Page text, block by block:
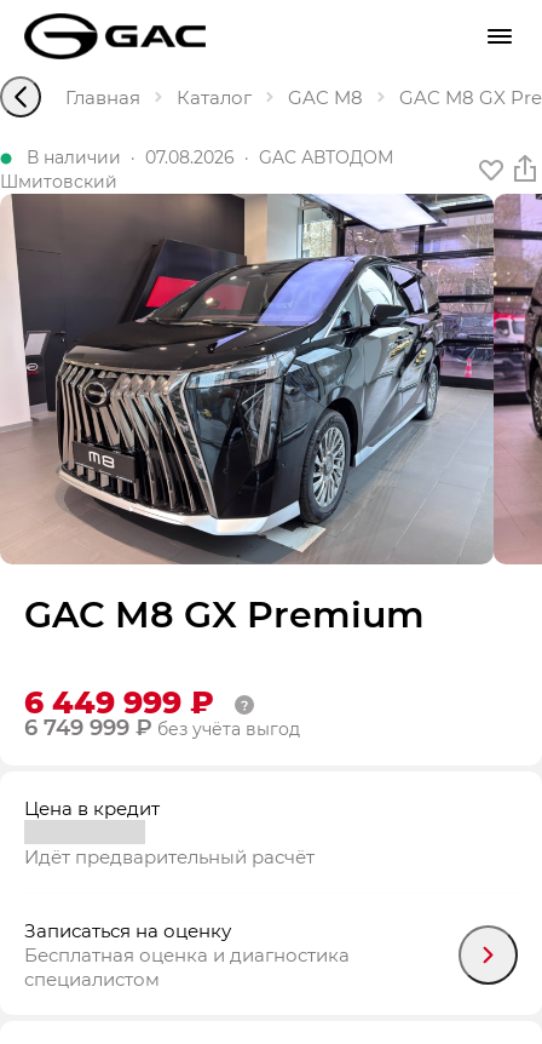
Главная Каталог GAC M8 GAC M8 GX
В наличии · 07.08.2026 · GAC АВТОДОМ
Шмитовский
GAC M8 GX Premium
6 449 999 ₽
6 749 999 ₽ без учёта выгод
Цена в кредит
Идёт предварительный расчёт
Записаться на оценку
Бесплатная оценка и диагностика
специалистом